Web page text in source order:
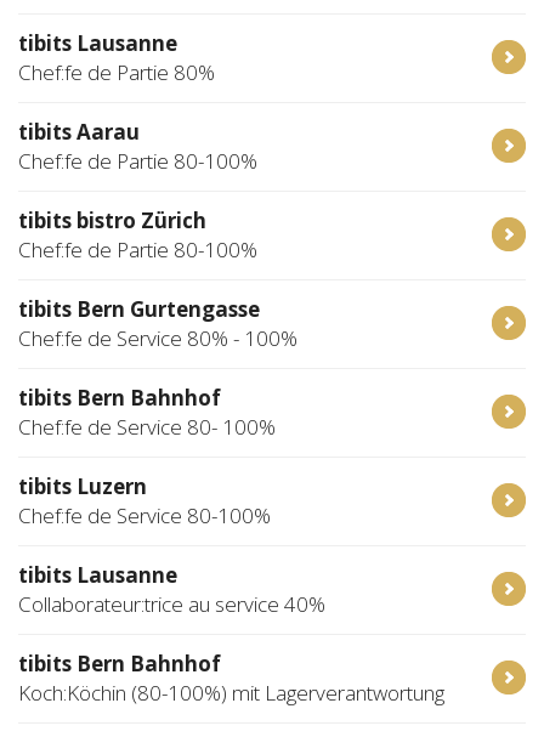
tibits Lausanne
Chef:fe de Partie 80%
tibits Aarau
Chef:fe de Partie 80-100%
tibits bistro Zürich
Chef:fe de Partie 80-100%
tibits Bern Gurtengasse
Chef:fe de Service 80% - 100%
tibits Bern Bahnhof
Chef:fe de Service 80- 100%
tibits Luzern
Chef:fe de Service 80-100%
tibits Lausanne
Collaborateur:trice au service 40%
tibits Bern Bahnhof
Koch:Köchin (80-100%) mit Lagerverantwortung